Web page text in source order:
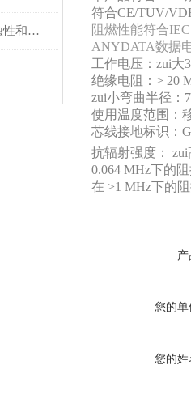
铝膜屏蔽仪表电缆的耐腐蚀性和环境适应能力
符合CE/TUV/
阻燃性能符合
ANYDATA数据
工作电压：zui大
绝缘电阻：> 20
zui小弯曲半径：
使用温度范围：
芯线接地标识：
抗辐射强度： zui
0.064 MHz下的
在 >1 MHz下的
您的单
您的姓